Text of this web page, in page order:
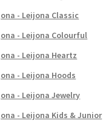
- Leijona Classic
- Leijona Colourful
- Leijona Heartz
- Leijona Hoods
- Leijona Jewelry
- Leijona Kids & Junior